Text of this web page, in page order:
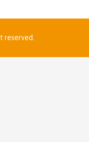
reserved.